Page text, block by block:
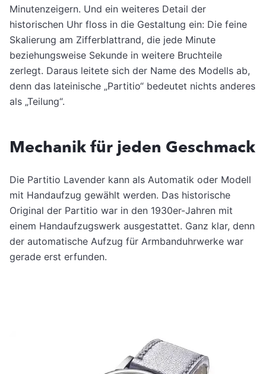
Minutenzeigern. Und ein weiteres Detail der
historischen Uhr floss in die Gestaltung ein: Die feine
Skalierung am Zifferblattrand, die jede Minute
beziehungsweise Sekunde in weitere Bruchteile
zerlegt. Daraus leitete sich der Name des Modells ab,
denn das lateinische „Partitio“ bedeutet nichts anderes
als „Teilung“.
Mechanik für jeden Geschmack
Die Partitio Lavender kann als Automatik oder Modell
mit Handaufzug gewählt werden. Das historische
Original der Partitio war in den 1930er-Jahren mit
einem Handaufzugswerk ausgestattet. Ganz klar, denn
der automatische Aufzug für Armbanduhrwerke war
gerade erst erfunden.